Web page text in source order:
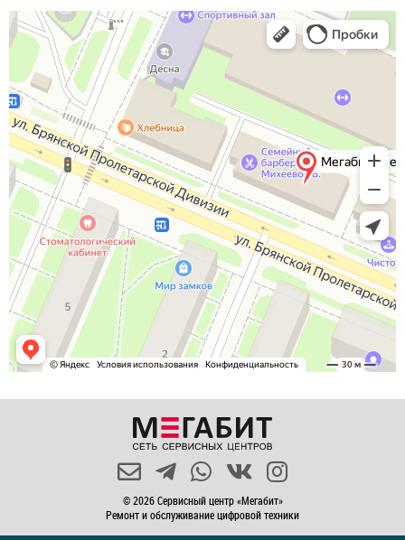
© 2026 Сервисный центр «Мегабит»
Ремонт и обслуживание цифровой техники